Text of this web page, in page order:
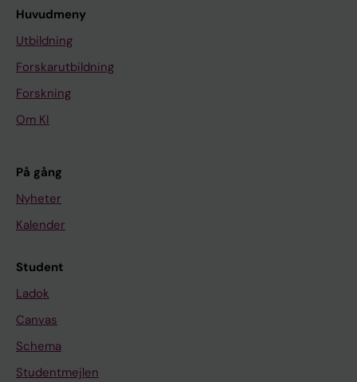
Huvudmeny
Utbildning
Forskarutbildning
Forskning
Om KI
På gång
Nyheter
Kalender
Student
Ladok
Canvas
Schema
Studentmejlen